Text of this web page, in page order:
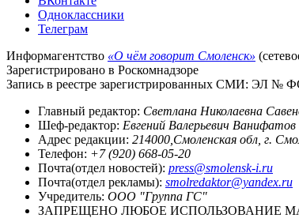
Одноклассники
Телеграм
Информагентство «О чём говорит Смоленск»
Зарегистрировано в Роскомнадзоре
Запись в реестре зарегистрированных СМИ: ЭЛ №
Главный редактор: Светлана Николаевна
Шеф-редактор: Евгений Валерьевич Ванифатов
Адрес редакции: 214000,Смоленская обл, г.
Телефон: +7 (920) 668-05-20
Почта(отдел новостей): press@smolensk-i.ru
Почта(отдел рекламы): smolredaktor@yandex.ru
Учредитель: ООО "Группа ГС"
ЗАПРЕЩЕНО ЛЮБОЕ ИСПОЛЬЗОВАНИЕ